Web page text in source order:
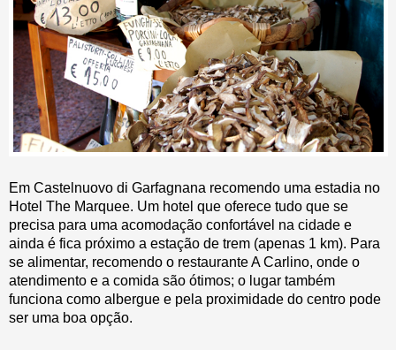
Em Castelnuovo di Garfagnana recomendo uma estadia no
Hotel The Marquee. Um hotel que oferece tudo que se
precisa para uma acomodação confortável na cidade e
ainda é fica próximo a estação de trem (apenas 1 km). Para
se alimentar, recomendo o restaurante A Carlino, onde o
atendimento e a comida são ótimos; o lugar também
funciona como albergue e pela proximidade do centro pode
ser uma boa opção.